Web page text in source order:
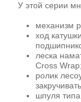
У этой серии
механизм
ход
леска
Cross Wrap;
ролик
шпуля